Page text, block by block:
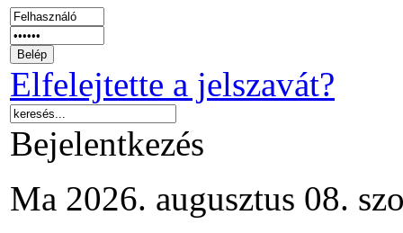
Elfelejtette a jelszavát?
Bejelentkezés
Ma 2026. augusztus 08.